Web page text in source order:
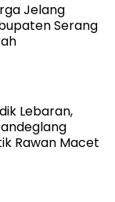
Jelang
Serang
Lebaran,
Rawan Macet